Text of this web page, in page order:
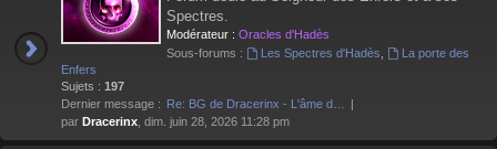
Spectres.
Modérateur : Oracles d'Hadès
Sous-forums :
Les Spectres d'Hadès
La porte des
Enfers
Sujets : 197
Dernier message : Re: BG de Dracerinx - L'âme d…
par Dracerinx , dim. juin 28, 2026 11:28 pm